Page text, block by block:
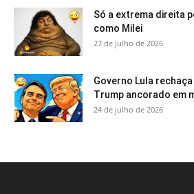
Só a extrema direita
como Milei
27 de julho de 2026
Governo Lula
Trump ancorado em
24 de julho de 2026